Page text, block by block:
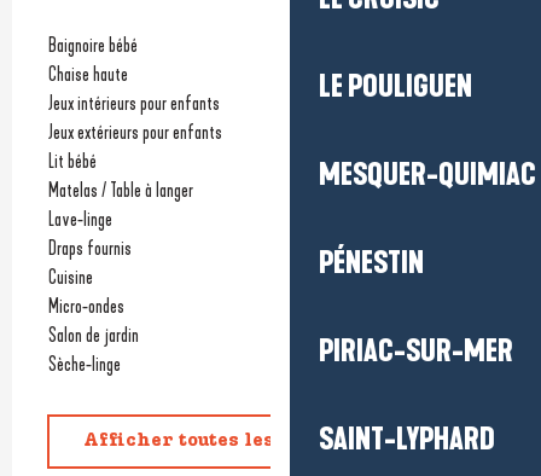
LE POULIGUEN
MESQUER-QUIMIAC
PÉNESTIN
PIRIAC-SUR-MER
SAINT-LYPHARD
Baignoire bébé
Chaise haute
Jeux intérieurs pour enfants
Jeux extérieurs pour enfants
Lit bébé
Matelas / Table à langer
Lave-linge
Draps fournis
Cuisine
Micro-ondes
Salon de jardin
Sèche-linge
Afficher toutes les prestations